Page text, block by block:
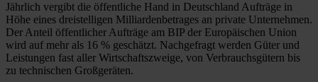
Jährlich vergibt die öffentliche Hand in Deutschland Aufträge in
Höhe eines dreistelligen Milliardenbetrages an private Unternehmen.
Der Anteil öffentlicher Aufträge am BIP der Europäischen Union
wird auf mehr als 16 % geschätzt. Nachgefragt werden Güter und
Leistungen fast aller Wirtschaftszweige, von Verbrauchsgütern bis
zu technischen Großgeräten.